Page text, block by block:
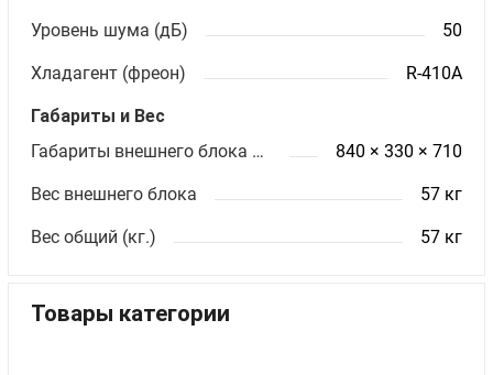
Уровень шума (дБ) 50
Хладагент (фреон) R-410A
Габариты и Вес
Габариты внешнего блока ШхВхГ (мм)
840 × 330 × 710
Вес внешнего блока 57 кг
Вес общий (кг.) 57 кг
Товары категории